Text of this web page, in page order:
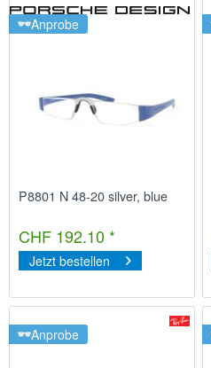
Anprobe
P8801 N 48-20 silver, blue
CHF 192.10 *
Jetzt bestellen
Anprobe